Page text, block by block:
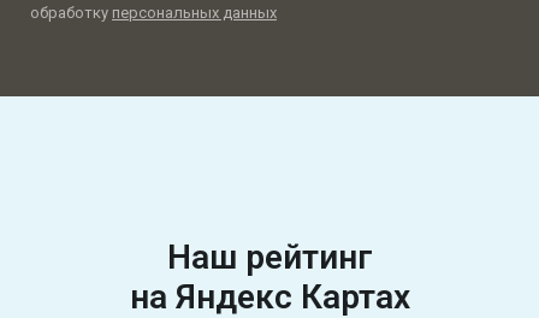
обработку персональных данных
Наш рейтинг
на Яндекс Картах